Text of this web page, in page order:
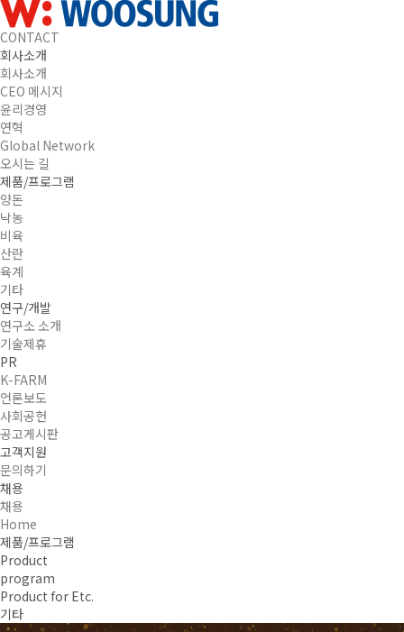
CONTACT
회사소개
회사소개
CEO 메시지
윤리경영
연혁
Global Network
오시는 길
제품/프로그램
양돈
낙농
비육
산란
육계
기타
연구/개발
연구소 소개
기술제휴
PR
K-FARM
언론보도
사회공헌
공고게시판
고객지원
문의하기
채용
채용
Home
제품/프로그램
Product
program
Product for Etc.
기타